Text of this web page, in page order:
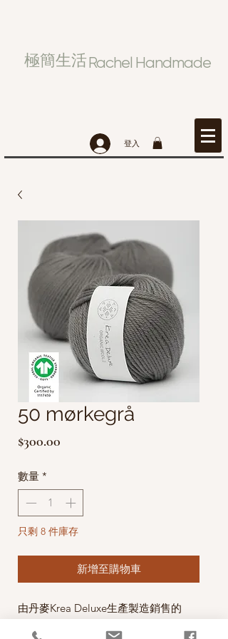
極簡生活Rachel Handmade
登入
50 mørkegrå
$300.00
數量 *
只剩 8 件庫存
新增至購物車
由丹麥Krea Deluxe生產製造銷售的